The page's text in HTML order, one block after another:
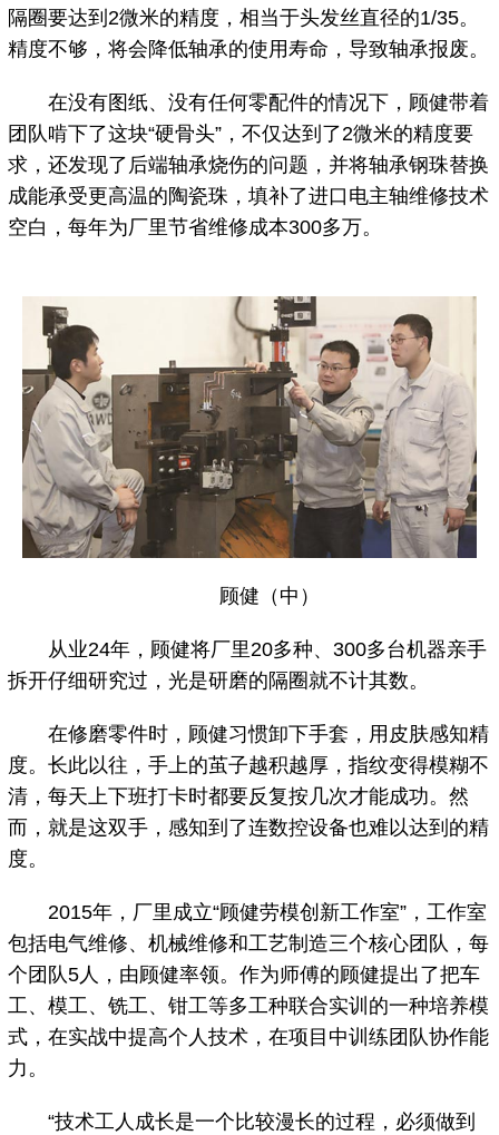
隔圈要达到2微米的精度，相当于头发丝直径的1/35。
精度不够，将会降低轴承的使用寿命，导致轴承报废。
在没有图纸、没有任何零配件的情况下，顾健带着
团队啃下了这块“硬骨头”，不仅达到了2微米的精度要
求，还发现了后端轴承烧伤的问题，并将轴承钢珠替换
成能承受更高温的陶瓷珠，填补了进口电主轴维修技术
空白，每年为厂里节省维修成本300多万。
顾健（中）
从业24年，顾健将厂里20多种、300多台机器亲手
拆开仔细研究过，光是研磨的隔圈就不计其数。
在修磨零件时，顾健习惯卸下手套，用皮肤感知精
度。长此以往，手上的茧子越积越厚，指纹变得模糊不
清，每天上下班打卡时都要反复按几次才能成功。然
而，就是这双手，感知到了连数控设备也难以达到的精
度。
2015年，厂里成立“顾健劳模创新工作室”，工作室
包括电气维修、机械维修和工艺制造三个核心团队，每
个团队5人，由顾健率领。作为师傅的顾健提出了把车
工、模工、铣工、钳工等多工种联合实训的一种培养模
式，在实战中提高个人技术，在项目中训练团队协作能
力。
“技术工人成长是一个比较漫长的过程，必须做到